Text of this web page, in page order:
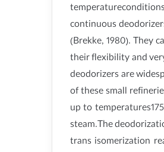
continuous
(Brekke, 1980). They
their flexibility and
deodorizers are
of these small
up to
steam.The
trans isomerization